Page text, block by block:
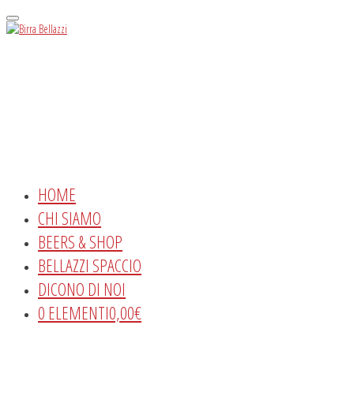
Menu
HOME
CHI SIAMO
BEERS & SHOP
BELLAZZI SPACCIO
DICONO DI NOI
0 ELEMENTI0,00€